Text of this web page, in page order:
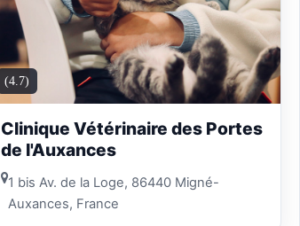
(4.7)
Clinique Vétérinaire des Portes
de l'Auxances
1 bis Av. de la Loge, 86440 Migné-
Auxances, France